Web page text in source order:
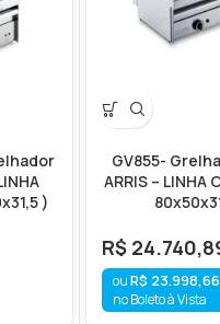
)
GV855-
ARRIS – LINHA
R$
R$ 23.998,66
no Boleto à Vista